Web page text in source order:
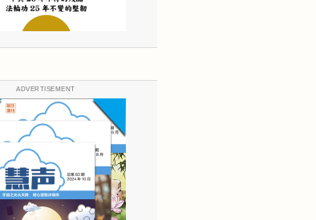
ADVERTISEMENT